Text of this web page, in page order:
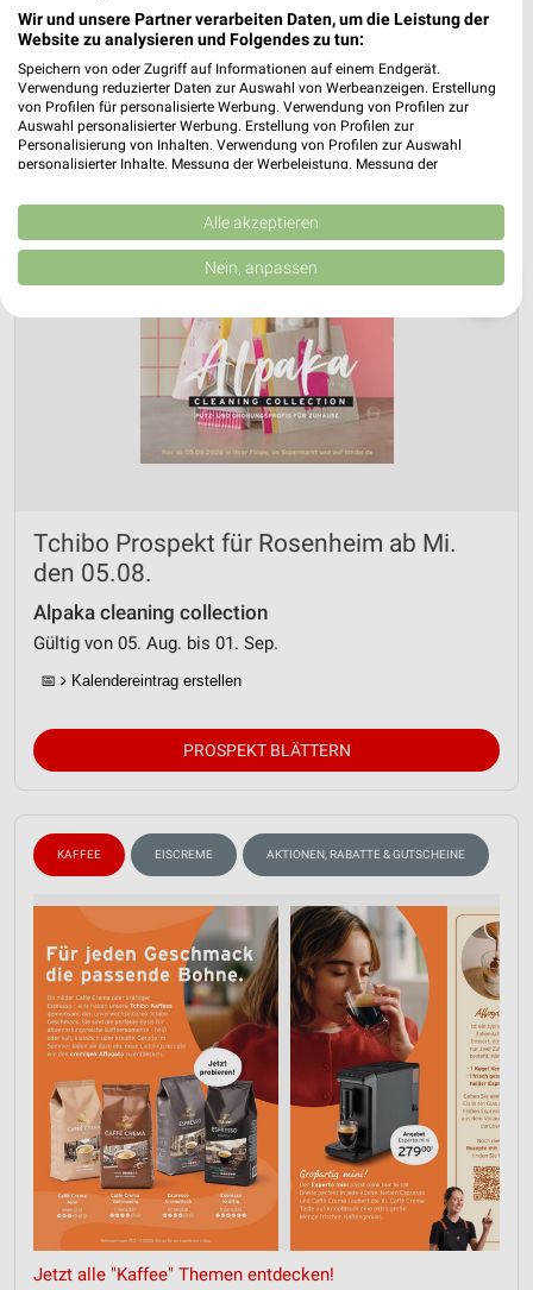
❯
Tchibo Prospekt für Rosenheim ab Mi.
den 05.08.
Alpaka cleaning collection
Gültig von 05. Aug. bis 01. Sep.
📅 Kalendereintrag erstellen
PROSPEKT BLÄTTERN
KAFFEE EISCREME AKTIONEN, RABATTE & GUTSCHEINE
Jetzt alle "Kaffee" Themen entdecken!
Wir und unsere Partner verarbeiten Daten, um die Leistung der
Website zu analysieren und Folgendes zu tun:
Speichern von oder Zugriff auf Informationen auf einem Endgerät.
Verwendung reduzierter Daten zur Auswahl von Werbeanzeigen. Erstellung
von Profilen für personalisierte Werbung. Verwendung von Profilen zur
Auswahl personalisierter Werbung. Erstellung von Profilen zur
Personalisierung von Inhalten. Verwendung von Profilen zur Auswahl
personalisierter Inhalte. Messung der Werbeleistung. Messung der
Kombinationen von Daten aus verschiedenen Quellen. Entwicklung und
Verbesserung der Angebote. Verwendung reduzierter Daten zur Auswahl
von Inhalten.
Daten können außerhalb der Europäischen Union weitergegeben und in die
Website/App.
Partnerliste anzeigen (1 IAB-Anbieter)
Wir nutzen Ihre Daten für folgende Zwecke:
Speichern von oder Zugriff auf Informationen
auf einem Endgerät
Werbeanzeigen
Erstellung von Profilen für personalisierte
Werbung
Verwendung von Profilen zur Auswahl
personalisierter Werbung
Erstellung von Profilen zur Personalisierung
Messung der Werbeleistung
Messung der Performance von Inhalten
Analyse von Zielgruppen durch Statistiken oder
Kombinationen von Daten aus verschiedenen
Quellen
Entwicklung und Verbesserung der Angebote
Verwendung reduzierter Daten zur Auswahl von
Inhalten
IAB-Besonderheiten:
Verwendung genauer Standortdaten
Geräte anhand von aktiv angeforderten
Informationen identifizieren
Alle akzeptieren
Nein, anpassen